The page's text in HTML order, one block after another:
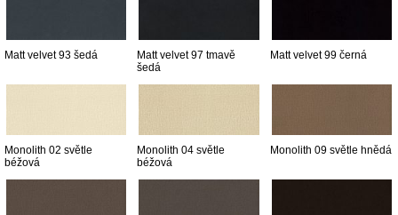
Matt velvet 93 šedá
Matt velvet 97 tmavě
šedá
Matt velvet 99 černá
Monolith 02 světle
béžová
Monolith 04 světle
béžová
Monolith 09 světle hnědá